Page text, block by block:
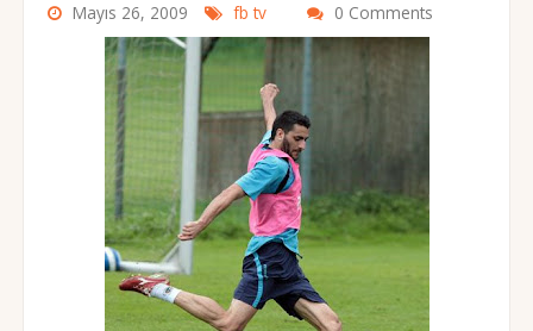
Mayıs 26, 2009 fb tv 0 Comments